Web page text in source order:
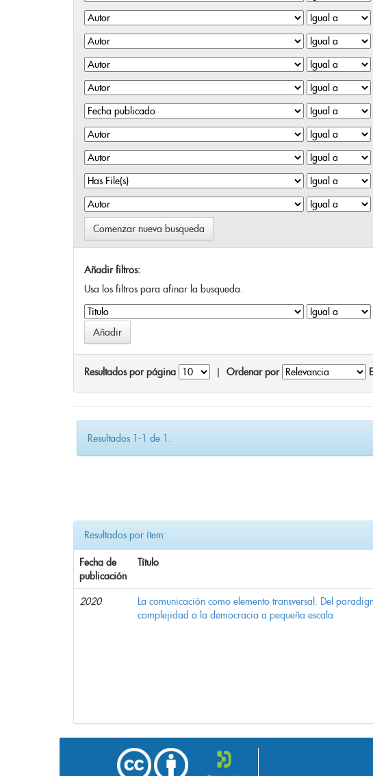
Comenzar nueva busqueda
Añadir filtros:
Usa los filtros para afinar la busqueda.
Resultados por página Ordenar por
Resultados 1-1 de 1.
Resultados por ítem:
Fecha de
publicación
Título
2020
La comunicación como elemento transversal. Del
complejidad a la democracia a pequeña escala